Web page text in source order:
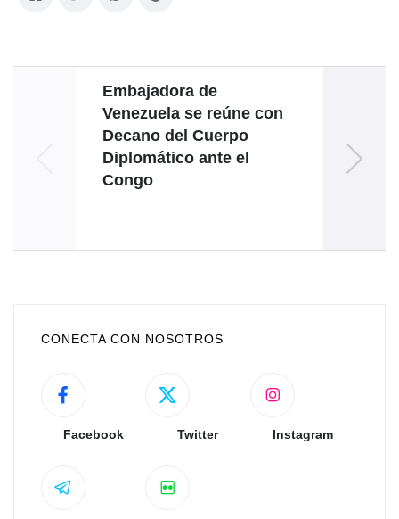
Embajadora de
Venezuela se reúne con
Decano del Cuerpo
Diplomático ante el
Congo
CONECTA CON NOSOTROS
Facebook Twitter Instagram